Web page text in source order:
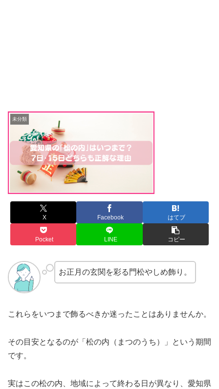
未分類
X Facebook はてブ
Pocket LINE コピー
お正月の玄関を彩る門松やしめ飾り。
これらをいつまで飾るべきか迷ったことはありませんか。
その目安となるのが「松の内（まつのうち）」という期間
です。
実はこの松の内、地域によって終わる日が異なり、愛知県